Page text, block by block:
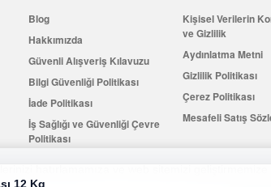
12 Kg
hatırlamamıza ve web sitemizi geliştirmemize
Blog
Hakkımızda
Güvenli Alışveriş Kılavuzu
Bilgi Güvenliği Politikası
İade Politikası
İş Sağlığı ve Güvenliği Çevre
Politikası
Kişisel Verilerin
ve Gizlilik
Aydınlatma Metni
Gizlilik Politikası
Çerez Politikası
Mesafeli Satış